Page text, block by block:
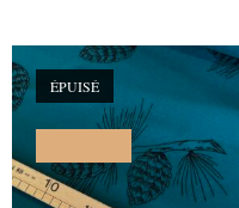
ÉPUISÉ